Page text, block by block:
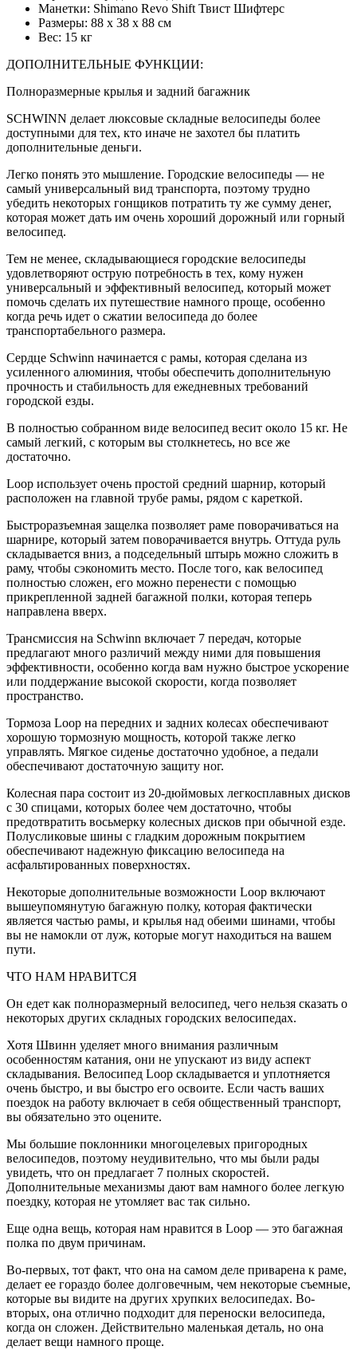
Манетки: Shimano Revo Shift Твист Шифтерс
Размеры: 88 х 38 х 88 см
Вес: 15 кг
ДОПОЛНИТЕЛЬНЫЕ ФУНКЦИИ:
Полноразмерные крылья и задний багажник
SCHWINN делает люксовые складные велосипеды более
доступными для тех, кто иначе не захотел бы платить
дополнительные деньги.
Легко понять это мышление. Городские велосипеды — не
самый универсальный вид транспорта, поэтому трудно
убедить некоторых гонщиков потратить ту же сумму денег,
которая может дать им очень хороший дорожный или горный
велосипед.
Тем не менее, складывающиеся городские велосипеды
удовлетворяют острую потребность в тех, кому нужен
универсальный и эффективный велосипед, который может
помочь сделать их путешествие намного проще, особенно
когда речь идет о сжатии велосипеда до более
транспортабельного размера.
Сердце Schwinn начинается с рамы, которая сделана из
усиленного алюминия, чтобы обеспечить дополнительную
прочность и стабильность для ежедневных требований
городской езды.
В полностью собранном виде велосипед весит около 15 кг. Не
самый легкий, с которым вы столкнетесь, но все же
достаточно.
Loop использует очень простой средний шарнир, который
расположен на главной трубе рамы, рядом с кареткой.
Быстроразъемная защелка позволяет раме поворачиваться на
шарнире, который затем поворачивается внутрь. Оттуда руль
складывается вниз, а подседельный штырь можно сложить в
раму, чтобы сэкономить место. После того, как велосипед
полностью сложен, его можно перенести с помощью
прикрепленной задней багажной полки, которая теперь
направлена ​​вверх.
Трансмиссия на Schwinn включает 7 передач, которые
предлагают много различий между ними для повышения
эффективности, особенно когда вам нужно быстрое ускорение
или поддержание высокой скорости, когда позволяет
пространство.
Тормоза Loop на передних и задних колесах обеспечивают
хорошую тормозную мощность, которой также легко
управлять. Мягкое сиденье достаточно удобное, а педали
обеспечивают достаточную защиту ног.
Колесная пара состоит из 20-дюймовых легкосплавных дисков
с 30 спицами, которых более чем достаточно, чтобы
предотвратить восьмерку колесных дисков при обычной езде.
Полусликовые шины с гладким дорожным покрытием
обеспечивают надежную фиксацию велосипеда на
асфальтированных поверхностях.
Некоторые дополнительные возможности Loop включают
вышеупомянутую багажную полку, которая фактически
является частью рамы, и крылья над обеими шинами, чтобы
вы не намокли от луж, которые могут находиться на вашем
пути.
ЧТО НАМ НРАВИТСЯ
Он едет как полноразмерный велосипед, чего нельзя сказать о
некоторых других складных городских велосипедах.
Хотя Швинн уделяет много внимания различным
особенностям катания, они не упускают из виду аспект
складывания. Велосипед Loop складывается и уплотняется
очень быстро, и вы быстро его освоите. Если часть ваших
поездок на работу включает в себя общественный транспорт,
вы обязательно это оцените.
Мы большие поклонники многоцелевых пригородных
велосипедов, поэтому неудивительно, что мы были рады
увидеть, что он предлагает 7 полных скоростей.
Дополнительные механизмы дают вам намного более легкую
поездку, которая не утомляет вас так сильно.
Еще одна вещь, которая нам нравится в Loop — это багажная
полка по двум причинам.
Во-первых, тот факт, что она на самом деле приварена к раме,
делает ее гораздо более долговечным, чем некоторые съемные,
которые вы видите на других хрупких велосипедах. Во-
вторых, она отлично подходит для переноски велосипеда,
когда он сложен. Действительно маленькая деталь, но она
делает вещи намного проще.